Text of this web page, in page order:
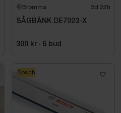
Bromma 3d 22h
SÅGBÄNK DE7023-X
300 kr · 6 bud
Bosch